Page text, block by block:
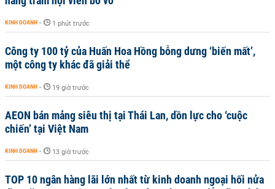
KINH DOANH - 1 phút trước
Công ty 100 tỷ của Huấn Hoa Hồng bỗng dưng ‘biến mất’,
một công ty khác đã giải thể
KINH DOANH - 19 giờ trước
AEON bán mảng siêu thị tại Thái Lan, dồn lực cho ‘cuộc
chiến’ tại Việt Nam
KINH DOANH - 13 giờ trước
TOP 10 ngân hàng lãi lớn nhất từ kinh doanh ngoại hối nửa